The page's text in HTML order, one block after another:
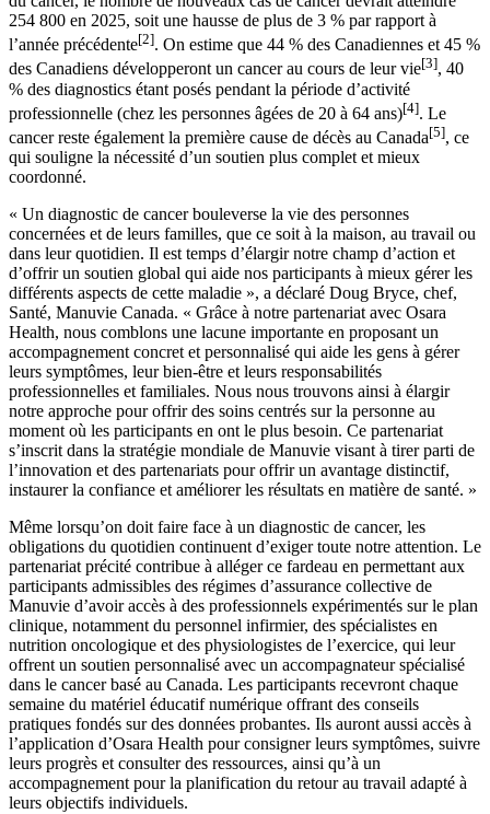
254 800 en 2025, soit une hausse de plus de 3 % par rapport à
l’année précédente[2]. On estime que 44 % des Canadiennes et 45 %
des Canadiens développeront un cancer au cours de leur vie[3], 40
% des diagnostics étant posés pendant la période d’activité
professionnelle (chez les personnes âgées de 20 à 64 ans)[4]. Le
cancer reste également la première cause de décès au Canada[5], ce
qui souligne la nécessité d’un soutien plus complet et mieux
coordonné.
« Un diagnostic de cancer bouleverse la vie des personnes
concernées et de leurs familles, que ce soit à la maison, au travail ou
dans leur quotidien. Il est temps d’élargir notre champ d’action et
d’offrir un soutien global qui aide nos participants à mieux gérer les
différents aspects de cette maladie », a déclaré Doug Bryce, chef,
Santé, Manuvie Canada. « Grâce à notre partenariat avec Osara
Health, nous comblons une lacune importante en proposant un
accompagnement concret et personnalisé qui aide les gens à gérer
leurs symptômes, leur bien-être et leurs responsabilités
professionnelles et familiales. Nous nous trouvons ainsi à élargir
notre approche pour offrir des soins centrés sur la personne au
moment où les participants en ont le plus besoin. Ce partenariat
s’inscrit dans la stratégie mondiale de Manuvie visant à tirer parti de
l’innovation et des partenariats pour offrir un avantage distinctif,
instaurer la confiance et améliorer les résultats en matière de santé. »
Même lorsqu’on doit faire face à un diagnostic de cancer, les
obligations du quotidien continuent d’exiger toute notre attention. Le
partenariat précité contribue à alléger ce fardeau en permettant aux
participants admissibles des régimes d’assurance collective de
Manuvie d’avoir accès à des professionnels expérimentés sur le plan
clinique, notamment du personnel infirmier, des spécialistes en
nutrition oncologique et des physiologistes de l’exercice, qui leur
offrent un soutien personnalisé avec un accompagnateur spécialisé
dans le cancer basé au Canada. Les participants recevront chaque
semaine du matériel éducatif numérique offrant des conseils
pratiques fondés sur des données probantes. Ils auront aussi accès à
l’application d’Osara Health pour consigner leurs symptômes, suivre
leurs progrès et consulter des ressources, ainsi qu’à un
accompagnement pour la planification du retour au travail adapté à
leurs objectifs individuels.